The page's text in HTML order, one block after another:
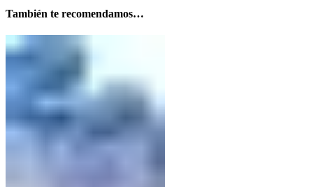
También te recomendamos…